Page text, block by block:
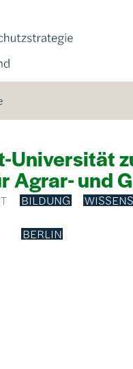
Universität
Agrar- und
BILDUNG
BERLIN